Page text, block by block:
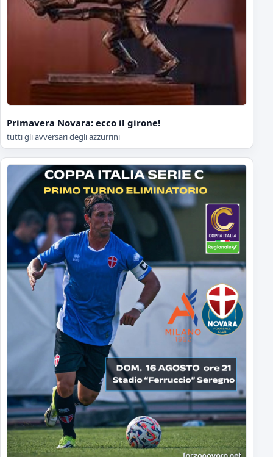
Primavera Novara: ecco il girone!
tutti gli avversari degli azzurrini